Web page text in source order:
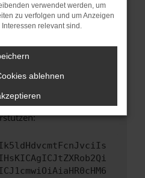
kann auch dazu
Funktionen nicht mehr
Webseitenbetreiber.
Schritte versucht
bitte. Wir werden
zu beheben. Du kannst
um uns bei der
verwendet werden, um
zu verfolgen und um Anzeigen
relevant sind.
ablehnen